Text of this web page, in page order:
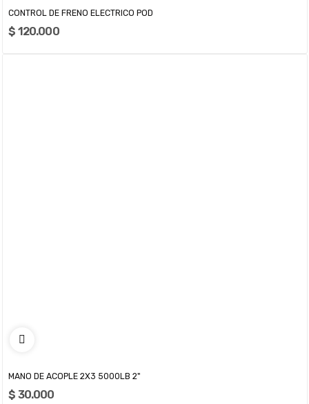
CONTROL DE FRENO ELECTRICO POD
$ 120.000
MANO DE ACOPLE 2X3 5000LB 2"
$ 30.000